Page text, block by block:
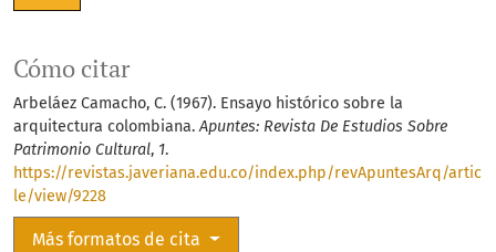
Cómo citar
Arbeláez Camacho, C. (1967). Ensayo histórico sobre la
arquitectura colombiana.Apuntes: Revista De Estudios Sobre
Patrimonio Cultural, 1.
https://revistas.javeriana.edu.co/index.php/revApuntesArq/artic
le/view/9228
Más formatos de cita